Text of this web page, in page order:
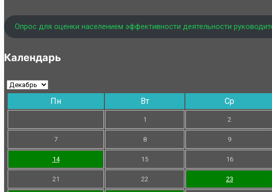
Опрос для оценки населением эффективности деятельности
Календарь
Пн Вт Ср
1 2
7 8 9
14 15 16
21 22 23